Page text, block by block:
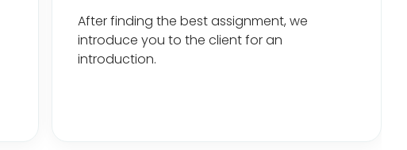
After finding the best assignment, we
introduce you to the client for an
introduction.